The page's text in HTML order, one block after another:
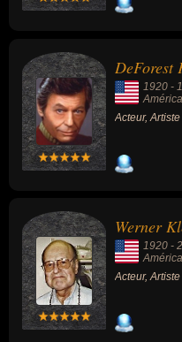
DeForest
1920 -
Acteur,
Werner
1920 -
Acteur,